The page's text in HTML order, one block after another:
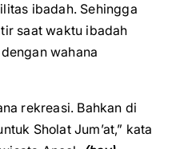
ibadah. Sehingga
saat waktu ibadah
wahana
rekreasi. Bahkan di
Sholat Jum’at,” kata